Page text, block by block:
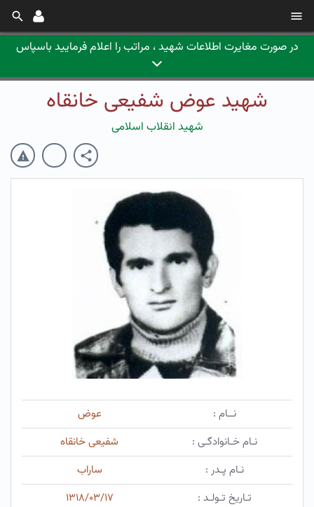
در صورت مغایرت اطلاعات شهید ، مراتب را اعلام فرمایید باسپاس
شهید عوض شفیعی خانقاه
شهید انقلاب اسلامی
نــام :
عوض
نـام خـانوادگـی :
شفیعی خانقاه
نـام پـدر :
ساراب
تـاریخ تـولـد :
۱۳۱۸/۰۳/۱۷